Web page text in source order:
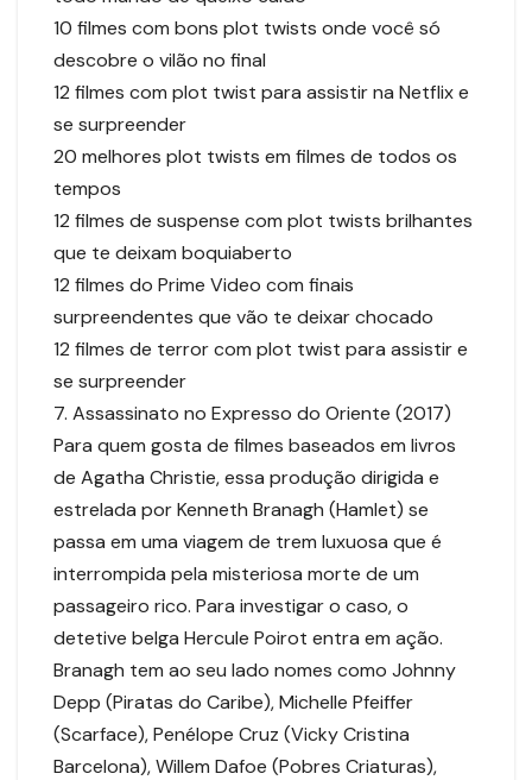
10 filmes com bons plot twists onde você só
descobre o vilão no final
12 filmes com plot twist para assistir na Netflix e
se surpreender
20 melhores plot twists em filmes de todos os
tempos
12 filmes de suspense com plot twists brilhantes
que te deixam boquiaberto
12 filmes do Prime Video com finais
surpreendentes que vão te deixar chocado
12 filmes de terror com plot twist para assistir e
se surpreender
7. Assassinato no Expresso do Oriente (2017)
Para quem gosta de filmes baseados em livros
de Agatha Christie, essa produção dirigida e
estrelada por Kenneth Branagh (Hamlet) se
passa em uma viagem de trem luxuosa que é
interrompida pela misteriosa morte de um
passageiro rico. Para investigar o caso, o
detetive belga Hercule Poirot entra em ação.
Branagh tem ao seu lado nomes como Johnny
Depp (Piratas do Caribe), Michelle Pfeiffer
(Scarface), Penélope Cruz (Vicky Cristina
Barcelona), Willem Dafoe (Pobres Criaturas),